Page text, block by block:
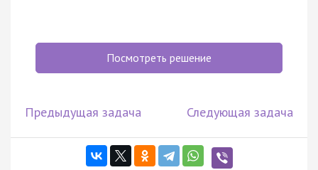
Посмотреть решение
Предыдущая задача Следующая задача